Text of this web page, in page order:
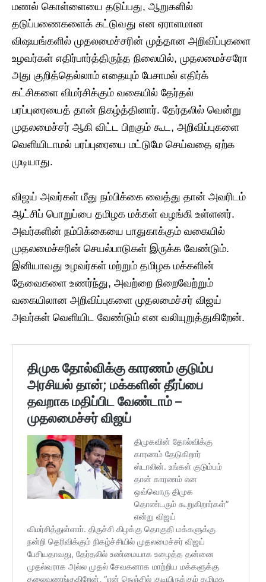
மணல் கொள்ளையை தடுப்பது, ஆறுகளில்
தடுப்பணைகளைக் கட்டுவது என ஏராளமான
விஷயங்களில் முதலமைச்சரின் முத்தான அறிவிப்புகளை
உழவர்கள் எதிர்பார்த்திருந்த நிலையில், முதலமைச்சரோ
அது குறித்தெல்லாம் எதையும் பேசாமல் எதிர்க்
கட்சிகளை விமர்சிக்கும் வகையில் தேர்தல்
பரப்புரையைத் தான் நிகழ்த்தினார். தேர்தலில் வென்று
முதலமைச்சர் ஆகி விட்ட பிறகும் கூட, அறிவிப்புகளை
வெளியிடாமல் பரப்புரையை மட்டுமே செய்வதை ஏற்க
முடியாது.
விஜய் அவர்கள் மீது நம்பிக்கை வைத்து தான் அவரிடம்
ஆட்சிப் பொறுப்பை தமிழக மக்கள் வழங்கி உள்ளனர்.
அவர்களின் நம்பிக்கையை பாதுகாக்கும் வகையில்
முதலமைச்சரின் செயல்பாடுகள் இருக்க வேண்டும்.
இனியாவது உழவர்கள் மற்றும் தமிழக மக்களின்
தேவைகளை உணர்ந்து, அவற்றை நிறைவேற்றும்
வகையிலான அறிவிப்புகளை முதலமைச்சர் விஜய்
அவர்கள் வெளியிட வேண்டும் என வலியுறுத்துகிறேன்.